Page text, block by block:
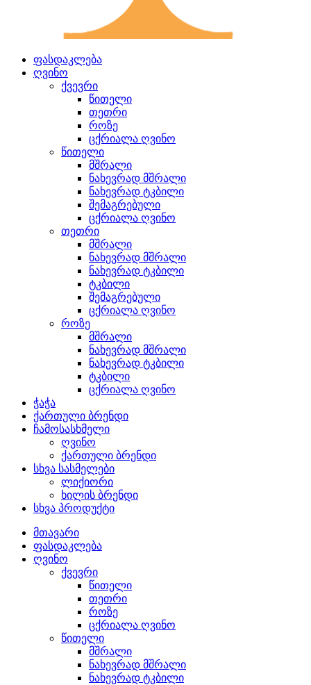
ფასდაკლება
ღვინო
ქვევრი
წითელი
თეთრი
როზე
ცქრიალა ღვინო
წითელი
მშრალი
ნახევრად მშრალი
ნახევრად ტკბილი
შემაგრებული
ცქრიალა ღვინო
თეთრი
მშრალი
ნახევრად მშრალი
ნახევრად ტკბილი
ტკბილი
შემაგრებული
ცქრიალა ღვინო
როზე
მშრალი
ნახევრად მშრალი
ნახევრად ტკბილი
ტკბილი
ცქრიალა ღვინო
ჭაჭა
ქართული ბრენდი
ჩამოსასხმელი
ღვინო
ქართული ბრენდი
სხვა სასმელები
ლიქიორი
ხილის ბრენდი
სხვა პროდუქტი
მთავარი
ფასდაკლება
ღვინო
ქვევრი
წითელი
თეთრი
როზე
ცქრიალა ღვინო
წითელი
მშრალი
ნახევრად მშრალი
ნახევრად ტკბილი